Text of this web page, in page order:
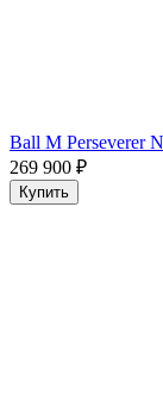
Ball M Perseverer
269 900 ₽
Купить